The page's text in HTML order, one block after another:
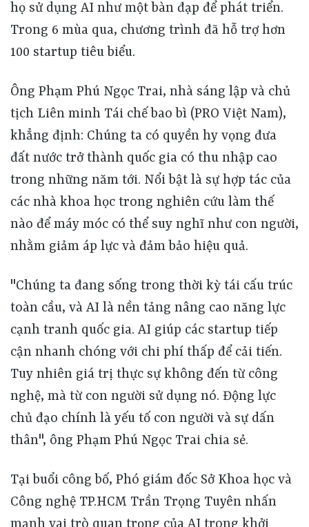
họ sử dụng AI như một bàn đạp để phát triển.
Trong 6 mùa qua, chương trình đã hỗ trợ hơn
100 startup tiêu biểu.
Ông Phạm Phú Ngọc Trai, nhà sáng lập và chủ
tịch Liên minh Tái chế bao bì (PRO Việt Nam),
khẳng định: Chúng ta có quyền hy vọng đưa
đất nước trở thành quốc gia có thu nhập cao
trong những năm tới. Nổi bật là sự hợp tác của
các nhà khoa học trong nghiên cứu làm thế
nào để máy móc có thể suy nghĩ như con người,
nhằm giảm áp lực và đảm bảo hiệu quả.
"Chúng ta đang sống trong thời kỳ tái cấu trúc
toàn cầu, và AI là nền tảng nâng cao năng lực
cạnh tranh quốc gia. AI giúp các startup tiếp
cận nhanh chóng với chi phí thấp để cải tiến.
Tuy nhiên giá trị thực sự không đến từ công
nghệ, mà từ con người sử dụng nó. Động lực
chủ đạo chính là yếu tố con người và sự dấn
thân", ông Phạm Phú Ngọc Trai chia sẻ.
Tại buổi công bố, Phó giám đốc Sở Khoa học và Công nghệ TP.HCM Trần Trọng Tuyên nhấn mạnh vai trò quan trọng của AI trong khởi nghiệp sáng tạo và việc thúc đẩy đổi mới sáng tạo. Để đồng hành với khởi nghiệp sáng tạo, đặc biệt là trong lĩnh vực AI, Sở Khoa học và Công nghệ dự kiến đưa vào hoạt động Trung tâm Khởi nghiệp sáng tạo, thúc đẩy chiến lược sử dụng AI cho khởi nghiệp sáng tạo qua các chương trình đào tạo, cuộc thi. Những sản phẩm đạt giải thưởng sẽ được hỗ trợ để phát triển thành các doanh nghiệp có giá trị và mạnh mẽ. Cùng